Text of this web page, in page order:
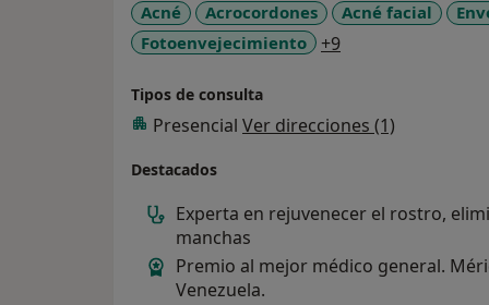
Acné Acrocordones Acné facial
Fotoenvejecimiento
+9
Tipos de consulta
Presencial Ver direcciones (1)
Destacados
Experta en rejuvenecer el rostro,
manchas
Premio al mejor médico general.
Venezuela.